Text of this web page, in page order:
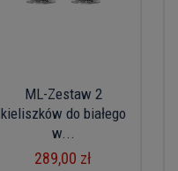
ML-Zestaw 2
kieliszków do białego
w...
289,00 zł